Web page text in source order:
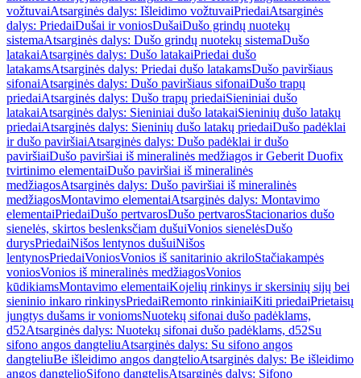
vožtuvaiAtsarginės dalys: Išleidimo vožtuvaiPriedaiAtsarginės
dalys: PriedaiDušai ir voniosDušaiDušo grindų nuotekų
sistemaAtsarginės dalys: Dušo grindų nuotekų sistemaDušo
latakaiAtsarginės dalys: Dušo latakaiPriedai dušo
latakamsAtsarginės dalys: Priedai dušo latakamsDušo paviršiaus
sifonaiAtsarginės dalys: Dušo paviršiaus sifonaiDušo trapų
priedaiAtsarginės dalys: Dušo trapų priedaiSieniniai dušo
latakaiAtsarginės dalys: Sieniniai dušo latakaiSieninių dušo latakų
priedaiAtsarginės dalys: Sieninių dušo latakų priedaiDušo padėklai
ir dušo paviršiaiAtsarginės dalys: Dušo padėklai ir dušo
paviršiaiDušo paviršiai iš mineralinės medžiagos ir Geberit Duofix
tvirtinimo elementaiDušo paviršiai iš mineralinės
medžiagosAtsarginės dalys: Dušo paviršiai iš mineralinės
medžiagosMontavimo elementaiAtsarginės dalys: Montavimo
elementaiPriedaiDušo pertvarosDušo pertvarosStacionarios dušo
sienelės, skirtos beslenksčiam dušuiVonios sienelėsDušo
durysPriedaiNišos lentynos dušuiNišos
lentynosPriedaiVoniosVonios iš sanitarinio akriloStačiakampės
voniosVonios iš mineralinės medžiagosVonios
kūdikiamsMontavimo elementaiKojelių rinkinys ir skersinių sijų bei
sieninio inkaro rinkinysPriedaiRemonto rinkiniaiKiti priedaiPrietaisų
jungtys dušams ir voniomsNuotekų sifonai dušo padėklams,
d52Atsarginės dalys: Nuotekų sifonai dušo padėklams, d52Su
sifono angos dangteliuAtsarginės dalys: Su sifono angos
dangteliuBe išleidimo angos dangtelioAtsarginės dalys: Be išleidimo
angos dangtelioSifono dangtelisAtsarginės dalys: Sifono